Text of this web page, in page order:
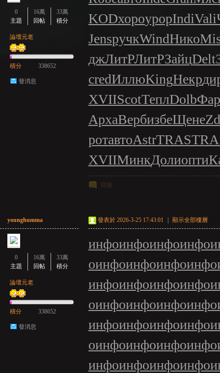
0
主題
16萬
回帖
33萬
積分
論壇元老
積分 338652
發消息
KODхороypopIndiVali
JensручкWindНико
джЛитРЛитРЗайцDelt
credИллюKingНекр
XVIIScotТеплDolb
АрхаВербизбеЩене
ротавтоAstrTRAS
XVIIМинкДолиопти
回復
younghumma
0
主題
16萬
回帖
33萬
積分
論壇元老
積分 338652
發消息
發表於 2026-3-25 17:43:01 顯示全部樓層
инфоинфоинфоинфо
оинфоинфоинфоинфо
инфоинфоинфоинфо
оинфоинфоинфоинфо
инфоинфоинфоинфо
оинфоинфоинфоинфо
инфоинфоинфоинфо